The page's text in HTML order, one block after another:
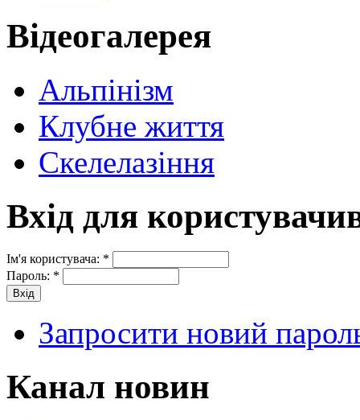
Відеогалерея
Альпінізм
Клубне життя
Скелелазіння
Вхід для
Ім'я користувача: *
Пароль: *
Запросити новий
Канал новин